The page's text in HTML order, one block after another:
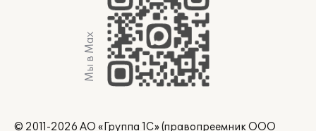
Мы в Max
© 2011-2026 АО «Группа 1С» (правопреемник ООО